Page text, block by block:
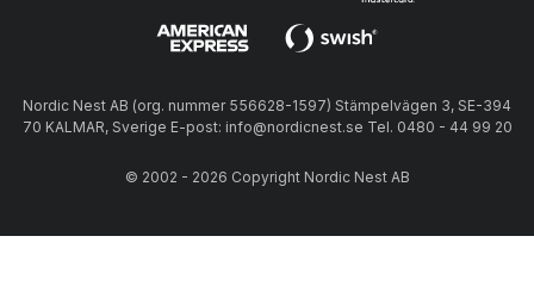
Nordic Nest AB (org. nummer 556628-1597) Stämpelvägen 3, SE-394
70 KALMAR, Sverige E-post: info@nordicnest.se Tel. 0480 - 44 99 20
© 2002 - 2026 Copyright Nordic Nest AB